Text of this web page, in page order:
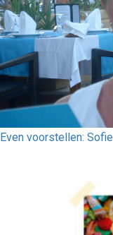
Even voorstellen: Sofie